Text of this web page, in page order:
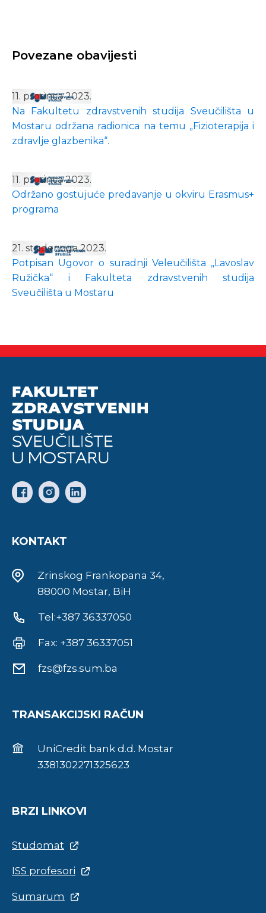
Povezane obavijesti
11. prosinca 2023.
Na Fakultetu zdravstvenih studija Sveučilišta u
Mostaru održana radionica na temu „Fizioterapija i
zdravlje glazbenika“.
11. prosinca 2023.
Održano gostujuće predavanje u okviru Erasmus+
programa
21. studenoga 2023.
Potpisan Ugovor o suradnji Veleučilišta „Lavoslav
Ružička“ i Fakulteta zdravstvenih studija
Sveučilišta u Mostaru
KONTAKT
Zrinskog Frankopana 34,
88000 Mostar, BiH
Tel:+387 36337050
Fax: +387 36337051
fzs@fzs.sum.ba
TRANSAKCIJSKI RAČUN
UniCredit bank d.d. Mostar
3381302271325623
BRZI LINKOVI
Studomat
ISS profesori
Sumarum